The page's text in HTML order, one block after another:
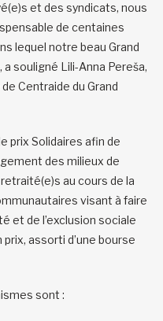
et des syndicats, nous
de centaines
lequel notre beau Grand
souligné Lili-Anna Pereša,
Centraide du Grand
prix Solidaires afin de
des milieux de
au cours de la
visant à faire
et de l’exclusion sociale
assorti d’une bourse
sont :